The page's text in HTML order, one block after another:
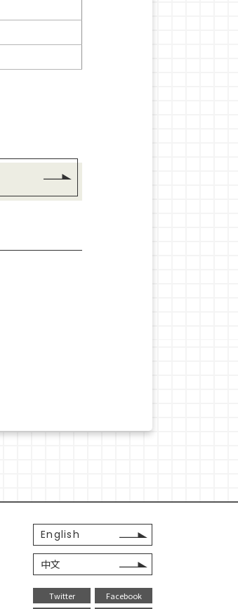
English
中文
Twitter Facebook